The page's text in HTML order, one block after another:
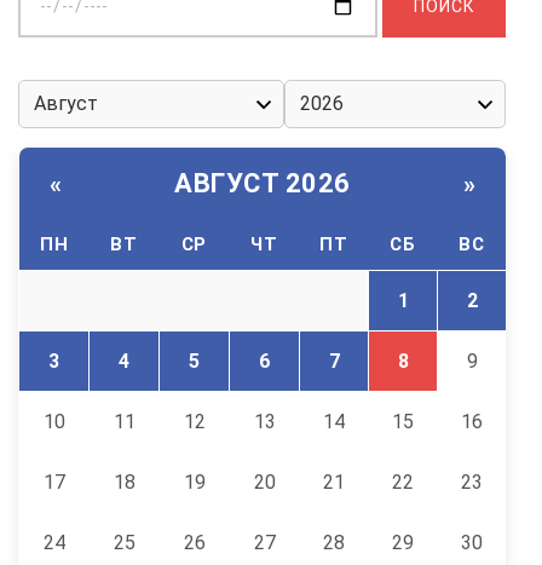
дату:
« АВГУСТ 2026 »
ПН ВТ СР ЧТ ПТ СБ ВС
1 2
3 4 5 6 7 8 9
10 11 12 13 14 15 16
17 18 19 20 21 22 23
24 25 26 27 28 29 30